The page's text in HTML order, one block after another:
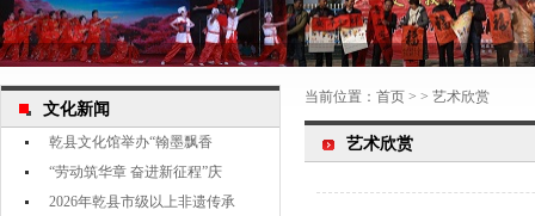
文化新闻
乾县文化馆举办“翰墨飘香
“劳动筑华章 奋进新征程”庆
2026年乾县市级以上非遗传承
当前位置： 首页 > > 艺术欣赏
艺术欣赏